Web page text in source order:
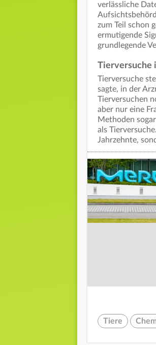
verlässliche
zum Teil schon
ermutigende
grundlegende
Tierversuche
Tierversuche
sagte, in der
Tierversuchen
aber nur eine
Methoden
als
Jahrzehnte,
Tiere